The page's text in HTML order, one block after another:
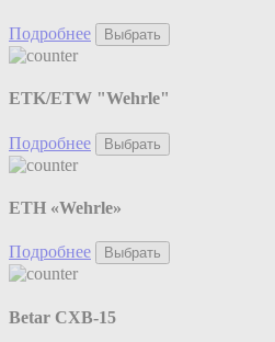
Подробнее Выбрать
ETK/ETW "Wehrle"
Подробнее Выбрать
ETH «Wehrle»
Подробнее Выбрать
Betar СХВ-15